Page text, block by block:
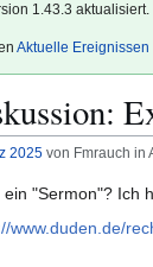
1.43.3 aktualisiert.
Aktuelle Ereignissen
:
2025von Fmrauch in
"Sermon"? Ich
www.duden.de/